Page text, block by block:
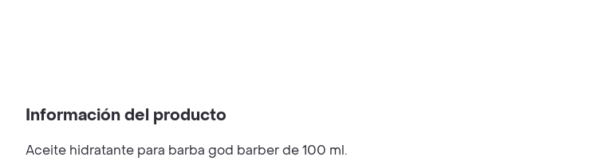
Información del producto
Aceite hidratante para barba god barber de 100 ml.